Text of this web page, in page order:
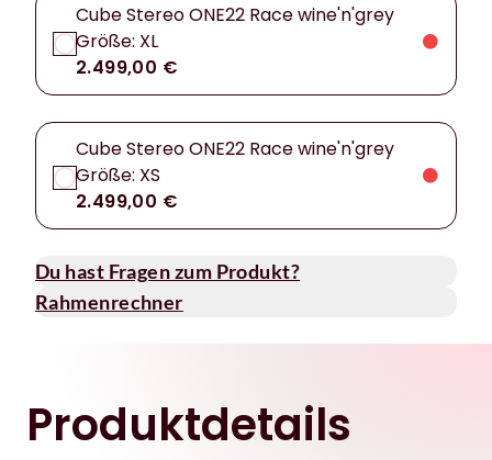
Cube Stereo ONE22 Race wine'n'grey
Größe: XL
2.499,00 €
Cube Stereo ONE22 Race wine'n'grey
Größe: XS
2.499,00 €
Du hast Fragen zum Produkt?
Rahmenrechner
Produktdetails